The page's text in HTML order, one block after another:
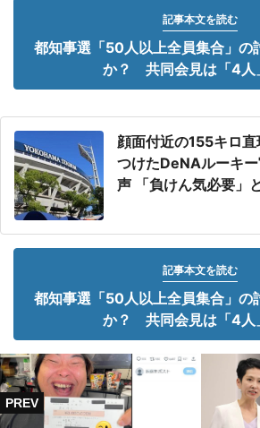
記事本文を読む
都知事選「50人以上全員集合」の
か？ 共同会見は「4人
顔面付近の155キロ
つけたDeNAルーキ
声 「負けん気必要」
記事本文を読む
都知事選「50人以上全員集合」の
か？ 共同会見は「4人